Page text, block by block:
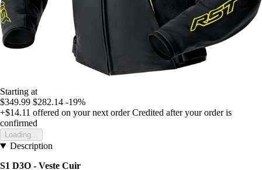
Starting at
$349.99 $282.14 -19%
+$14.11 offered on your next order Credited after your order is
confirmed
Loading...
Description
S1 D3O - Veste Cuir